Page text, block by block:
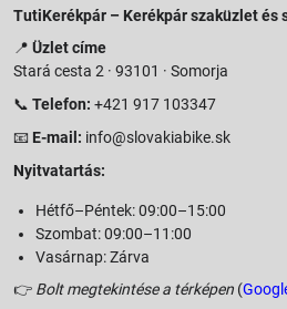
TutiKerékpár – Kerékpár szaküzlet és
📍 Üzlet címe
Stará cesta 2 · 93101 · Somorja
📞 Telefon: +421 917 103347
📧 E-mail: info@slovakiabike.sk
Nyitvatartás:
Hétfő–Péntek: 09:00–15:00
Szombat: 09:00–11:00
Vasárnap: Zárva
👉 Bolt megtekintése a térképen (